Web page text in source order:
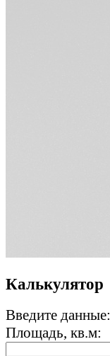
Калькулятор
Введите данные:
Площадь, кв.м: